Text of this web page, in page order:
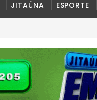
JITAÚNA ESPORTE
da Câmara de Ibirataia